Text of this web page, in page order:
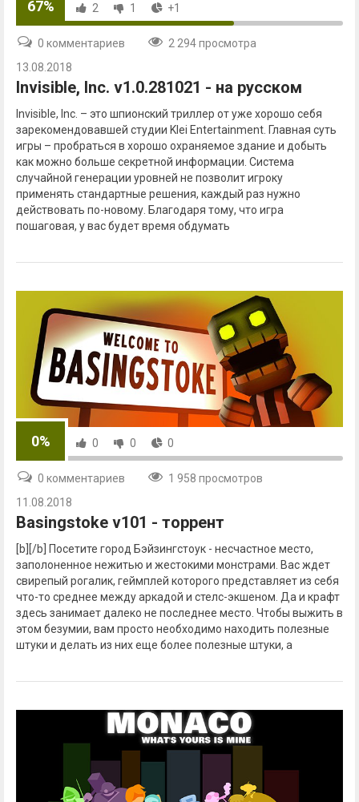
67% 2 1 +1
0 комментариев
2 294 просмотра
13.08.2018
Invisible, Inc. v1.0.281021 - на русском
Invisible, Inc. – это шпионский триллер от уже хорошо себя
зарекомендовавшей студии Klei Entertainment. Главная суть
игры – пробраться в хорошо охраняемое здание и добыть
как можно больше секретной информации. Система
случайной генерации уровней не позволит игроку
применять стандартные решения, каждый раз нужно
действовать по-новому. Благодаря тому, что игра
пошаговая, у вас будет время обдумать
0% 0 0 0
0 комментариев
1 958 просмотров
11.08.2018
Basingstoke v101 - торрент
[b][/b] Посетите город Бэйзингстоук - несчастное место,
заполоненное нежитью и жестокими монстрами. Вас ждет
свирепый рогалик, геймплей которого представляет из себя
что-то среднее между аркадой и стелс-экшеном. Да и крафт
здесь занимает далеко не последнее место. Чтобы выжить в
этом безумии, вам просто необходимо находить полезные
штуки и делать из них еще более полезные штуки, а